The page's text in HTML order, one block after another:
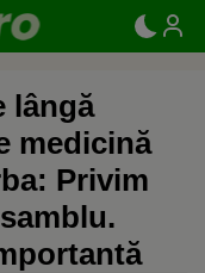
lângă
medicină
Privim